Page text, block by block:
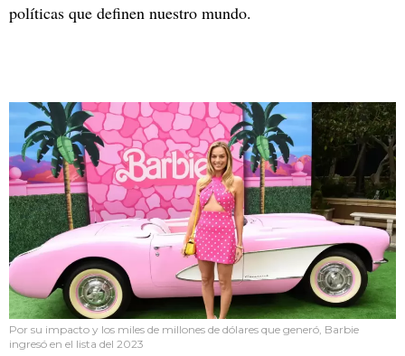
políticas que definen nuestro mundo.
Por su impacto y los miles de millones de dólares que generó, Barbie
ingresó en el lista del 2023